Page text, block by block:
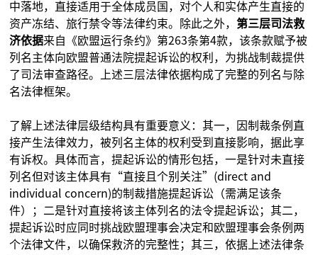
中落地，直接适用于全体成员国，对个人和实体产生直接的
资产冻结、旅行禁令等法律约束。除此之外，第三层司法救
济依据来自《欧盟运行条约》第263条第4款，该条款赋予被
列名主体向欧盟普通法院提起诉讼的权利，为挑战制裁提供
了司法审查路径。上述三层法律依据构成了完整的列名与除
名法律框架。
了解上述法律层级结构具有重要意义：其一，因制裁条例直
接产生法律效力，被列名主体的权利受到直接影响，据此享
有诉权。具体而言，提起诉讼的情形包括，一是针对未直接
列名但对该主体具有“直接且个别关注”(direct and
individual concern)的制裁措施提起诉讼（需满足该条
件）；二是针对直接将该主体列名的法令提起诉讼；其二，
提起诉讼时应同时挑战欧盟理事会决定和欧盟理事会条例两
个法律文件，以确保救济的完整性；其三，依据上述法律条